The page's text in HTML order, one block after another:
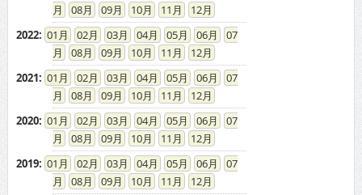
08
09 10 11
12
2022: 01 02 03 04 05 06
07
08
09 10 11
12
2021: 01 02 03 04 05 06
07
08
09 10 11
12
2020: 01 02 03 04 05 06
07
08
09 10 11
12
2019: 01 02 03 04 05 06
07
08
09 10 11
12